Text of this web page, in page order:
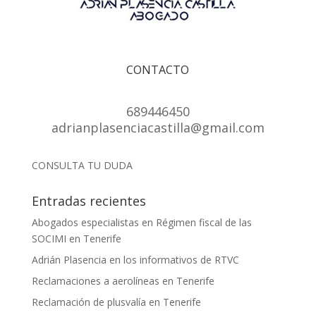
CONTACTO
689446450
adrianplasenciacastilla@gmail.com
CONSULTA TU DUDA
Entradas recientes
Abogados especialistas en Régimen fiscal de las
SOCIMI en Tenerife
Adrián Plasencia en los informativos de RTVC
Reclamaciones a aerolíneas en Tenerife
Reclamación de plusvalía en Tenerife